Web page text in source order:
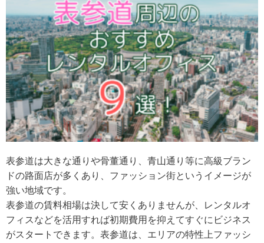
表参道は大きな通りや骨董通り、青山通り等に高級ブラン
ドの路面店が多くあり、ファッション街というイメージが
強い地域です。
表参道の賃料相場は決して安くありませんが、レンタルオ
フィスなどを活用すれば初期費用を抑えてすぐにビジネス
がスタートできます。表参道は、エリアの特性上ファッシ